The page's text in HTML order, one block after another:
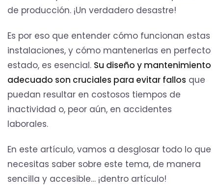
de producción. ¡Un verdadero desastre!
Es por eso que entender cómo funcionan estas
instalaciones, y cómo mantenerlas en perfecto
estado, es esencial. Su diseño y mantenimiento
adecuado son cruciales para evitar fallos que
puedan resultar en costosos tiempos de
inactividad o, peor aún, en accidentes
laborales.
En este artículo, vamos a desglosar todo lo que
necesitas saber sobre este tema, de manera
sencilla y accesible… ¡dentro artículo!